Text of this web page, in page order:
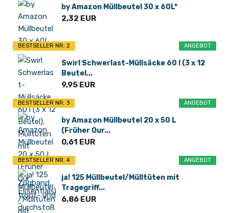
by Amazon Müllbeutel 30 x 60L*
2,32 EUR
ANGEBOT
BESTSELLER NR. 2
Swirl Schwerlast-Müllsäcke 60 l (3 x 12
Beutel...
9,95 EUR
ANGEBOT
BESTSELLER NR. 3
by Amazon Müllbeutel 20 x 50 L
(Früher Our...
0,61 EUR
ANGEBOT
BESTSELLER NR. 4
ja! 125 Müllbeutel/Mülltüten mit
Tragegriff...
6,86 EUR